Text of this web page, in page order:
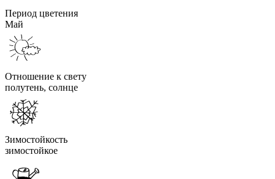
Период цветения
Май
Отношение к свету
полутень, солнце
Зимостойкость
зимостойкое